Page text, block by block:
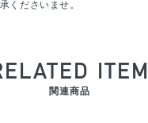
くださいませ。
ITEM
関連商品